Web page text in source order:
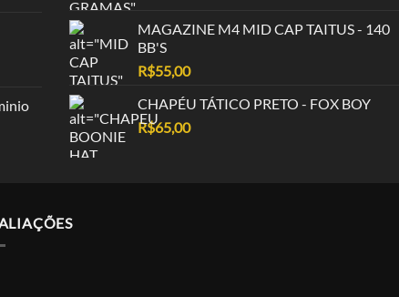
MAGAZINE M4 MID CAP TAITUS - 140
BB'S
R$55,00
CHAPÉU TÁTICO PRETO - FOX BOY
R$65,00